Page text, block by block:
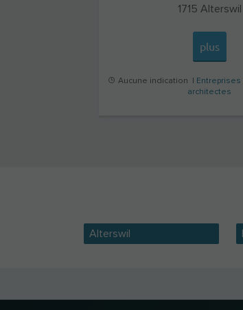
1715 Alterswil
plus
Aucune indication |
architectes
Alterswil